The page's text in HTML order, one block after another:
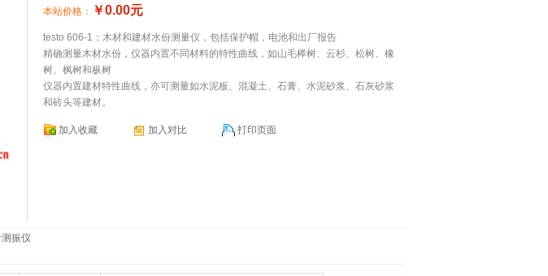
本站价格： ￥0.00元
testo 606-1；木材和建材水份测量仪，包括保护帽，电池和出厂报告
精确测量木材水份，仪器内置不同材料的特性曲线，如山毛榉树、云杉、松树、橡
树、枫树和枞树
仪器内置建材特性曲线，亦可测量如水泥板、混凝土、石膏、水泥砂浆、石灰砂浆
和砖头等建材。
加入收藏 加入对比 打印页面
振仪